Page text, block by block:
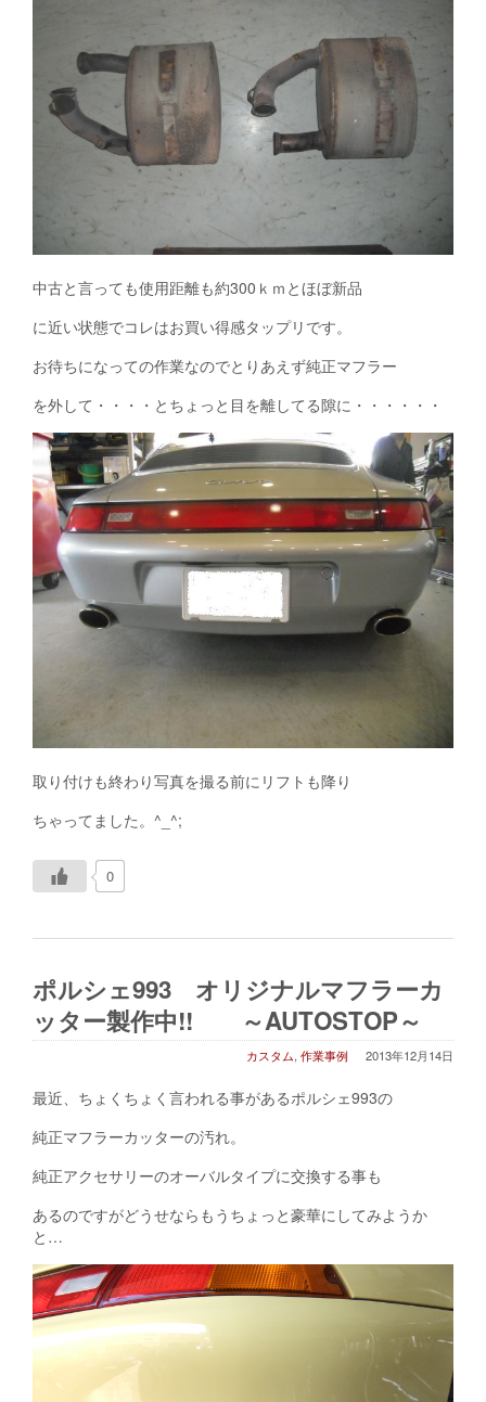
中古と言っても使用距離も約300ｋｍとほぼ新品
に近い状態でコレはお買い得感タップリです。
お待ちになっての作業なのでとりあえず純正マフラー
を外して・・・・とちょっと目を離してる隙に・・・・・・
取り付けも終わり写真を撮る前にリフトも降り
ちゃってました。^_^;
0
ポルシェ993 オリジナルマフラーカ
ッター製作中!! ～AUTOSTOP～
2013年12月14日
カスタム, 作業事例
最近、ちょくちょく言われる事があるポルシェ993の
純正マフラーカッターの汚れ。
純正アクセサリーのオーバルタイプに交換する事も
あるのですがどうせならもうちょっと豪華にしてみようか
と…